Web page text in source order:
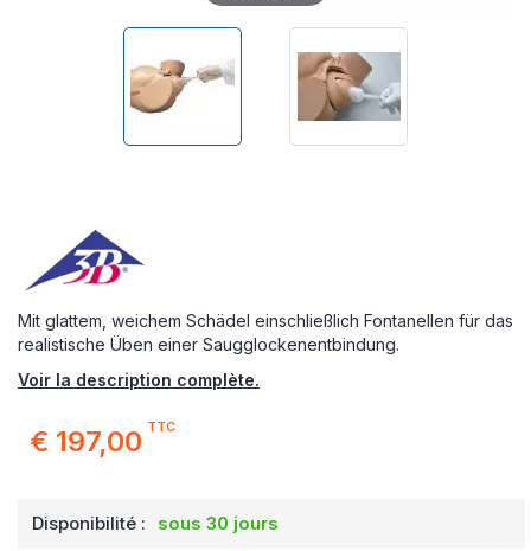
Mit glattem, weichem Schädel einschließlich Fontanellen für das
realistische Üben einer Saugglockenentbindung.
Voir la description complète.
€ 197,00 TTC
Disponibilité : sous 30 jours